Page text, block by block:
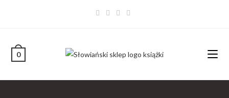
0